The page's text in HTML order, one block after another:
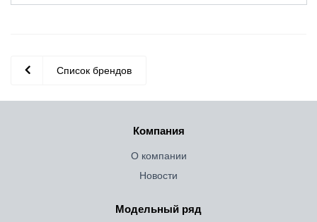
Список брендов
Компания
О компании
Новости
Модельный ряд